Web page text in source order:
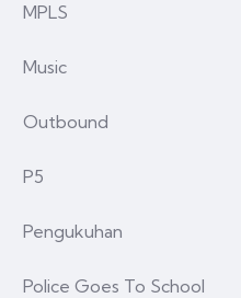
MPLS
Music
Outbound
P5
Pengukuhan
Police Goes To School